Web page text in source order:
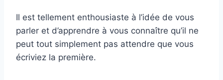
Il est tellement enthousiaste à l’idée de vous
parler et d’apprendre à vous connaître qu’il ne
peut tout simplement pas attendre que vous
écriviez la première.